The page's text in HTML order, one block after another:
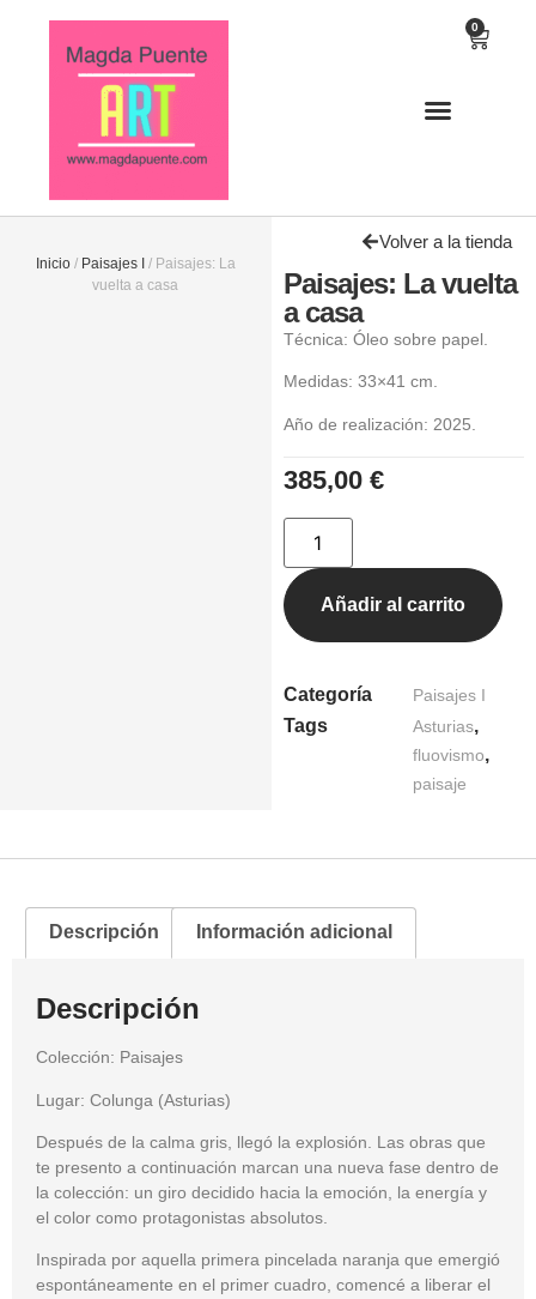
0
Inicio/ Paisajes I
/ Paisajes: La
vuelta a casa
Volver a la tienda
Paisajes: La vuelta
a casa
Técnica: Óleo sobre papel.
Medidas: 33×41 cm.
Año de realización: 2025.
385,00 €
Añadir al carrito
Categoría Paisajes I
Tags Asturias,
fluovismo,
paisaje
Descripción Información adicional
Descripción
Colección: Paisajes
Lugar: Colunga (Asturias)
Después de la calma gris, llegó la explosión. Las obras que
te presento a continuación marcan una nueva fase dentro de
la colección: un giro decidido hacia la emoción, la energía y
el color como protagonistas absolutos.
Inspirada por aquella primera pincelada naranja que emergió
espontáneamente en el primer cuadro, comencé a liberar el